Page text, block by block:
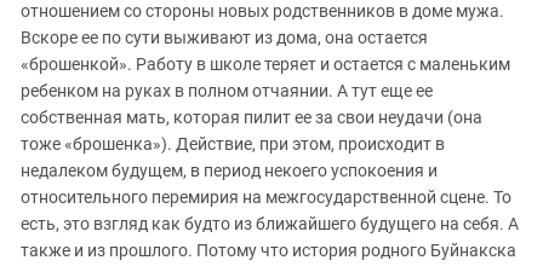
отношением со стороны новых родственников в доме мужа.
Вскоре ее по сути выживают из дома, она остается
«брошенкой». Работу в школе теряет и остается с маленьким
ребенком на руках в полном отчаянии. А тут еще ее
собственная мать, которая пилит ее за свои неудачи (она
тоже «брошенка»). Действие, при этом, происходит в
недалеком будущем, в период некоего успокоения и
относительного перемирия на межгосударственной сцене. То
есть, это взгляд как будто из ближайшего будущего на себя. А
также и из прошлого. Потому что история родного Буйнакска